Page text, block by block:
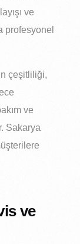
ve
profesyonel
çeşitliliği,
ve
Sakarya
ve